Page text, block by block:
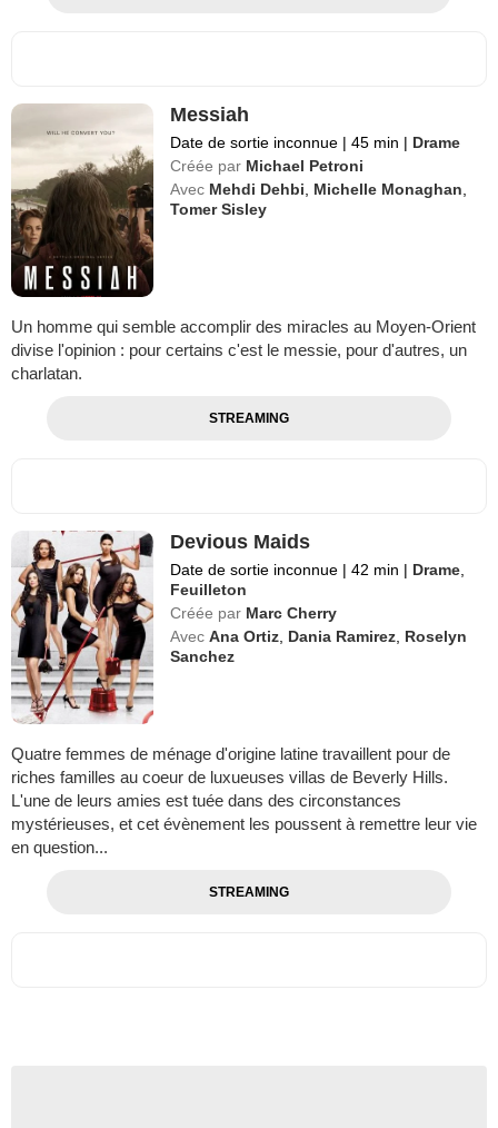
Messiah
Date de sortie inconnue | 45 min | Drame
Créée par Michael Petroni
Avec Mehdi Dehbi Michelle Monaghan
Tomer Sisley
Un homme qui semble accomplir des miracles au Moyen-Orient
divise l'opinion : pour certains c'est le messie, pour d'autres, un
charlatan.
STREAMING
Devious Maids
Date de sortie inconnue | 42 min | Drame
Feuilleton
Créée par Marc Cherry
Avec Ana Ortiz Dania Ramirez Roselyn
Sanchez
Quatre femmes de ménage d'origine latine travaillent pour de
riches familles au coeur de luxueuses villas de Beverly Hills.
L'une de leurs amies est tuée dans des circonstances
mystérieuses, et cet évènement les poussent à remettre leur vie
en question...
STREAMING